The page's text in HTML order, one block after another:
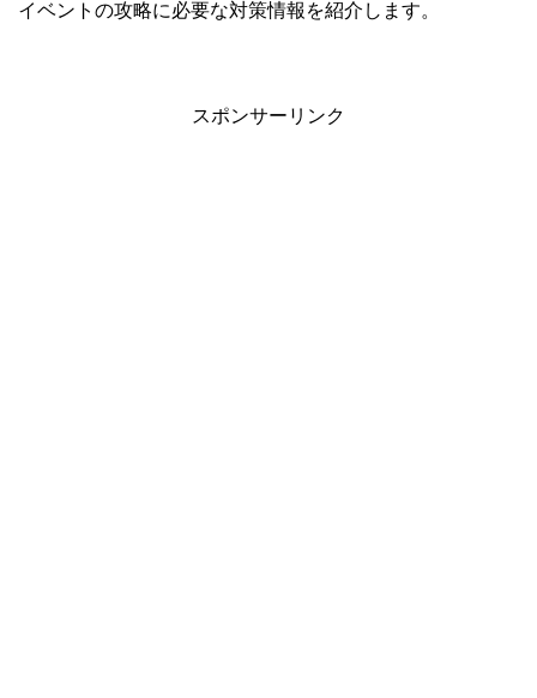
イベントの攻略に必要な対策情報を紹介します。
スポンサーリンク